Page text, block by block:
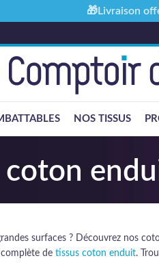
NOS TISSUS
coton
surfaces ? Découvrez nos
de tissus coton enduit.
🎁Livraison